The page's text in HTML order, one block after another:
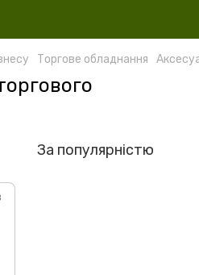
Торгове обладнання
За популярністю